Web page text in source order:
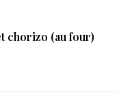
chorizo (au four)